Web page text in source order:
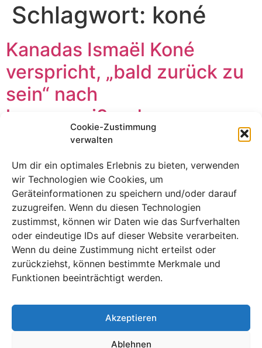
Cookie-Zustimmung
verwalten
Um dir ein optimales Erlebnis zu bieten, verwenden
wir Technologien wie Cookies, um
Geräteinformationen zu speichern und/oder darauf
zuzugreifen. Wenn du diesen Technologien
zustimmst, können wir Daten wie das Surfverhalten
oder eindeutige IDs auf dieser Website verarbeiten.
Wenn du deine Zustimmung nicht erteilst oder
zurückziehst, können bestimmte Merkmale und
Funktionen beeinträchtigt werden.
Akzeptieren
Ablehnen
Schlagwort: koné
Kanadas Ismaël Koné
verspricht, „bald zurück zu
sein“ nach
herzzerreißendem
Beinbruch
Niemand erholt sich über Nacht von einem
zertrümmerten Schien- und Wadenbein – was bedeutet
also Konés kühnes Versprechen, „bald zurück zu sein“,